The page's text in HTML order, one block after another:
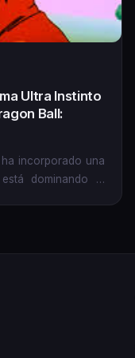
Ultra Instinto
Ball:
incorporado una
dominando el